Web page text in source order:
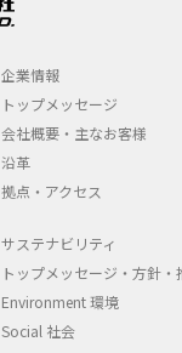
企業情報
トップメッセージ
会社概要・主なお客様
沿革
拠点・アクセス
サステナビリティ
トップメッセージ・方針・
Environment 環境
Social 社会